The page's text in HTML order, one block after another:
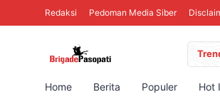
Redaksi Pedoman Media Siber
Home Berita Populer Hot